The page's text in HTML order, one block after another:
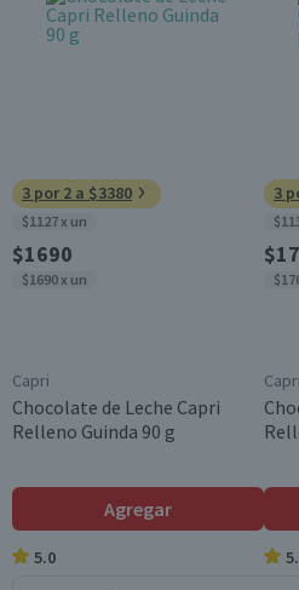
3 por 2 a $3380
$1127 x un
$1690
$1690 x un
Capri
Chocolate de Leche Capri
Relleno Guinda 90 g
Agregar
5.0
3
Capri